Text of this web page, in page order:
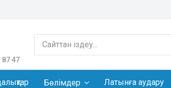
87 47
Бөлімдер Латынға аудару